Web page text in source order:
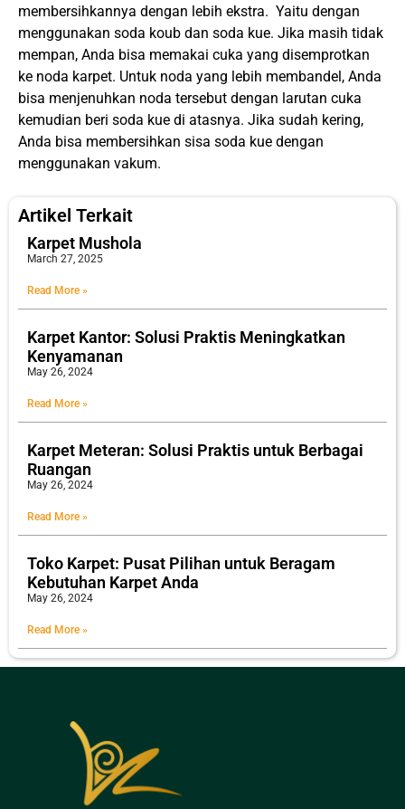
membersihkannya dengan lebih ekstra. Yaitu dengan
menggunakan soda koub dan soda kue. Jika masih tidak
mempan, Anda bisa memakai cuka yang disemprotkan
ke noda karpet. Untuk noda yang lebih membandel, Anda
bisa menjenuhkan noda tersebut dengan larutan cuka
kemudian beri soda kue di atasnya. Jika sudah kering,
Anda bisa membersihkan sisa soda kue dengan
menggunakan vakum.
Artikel Terkait
Karpet Mushola
March 27, 2025
Read More »
Karpet Kantor: Solusi Praktis Meningkatkan
Kenyamanan
May 26, 2024
Read More »
Karpet Meteran: Solusi Praktis untuk Berbagai
Ruangan
May 26, 2024
Read More »
Toko Karpet: Pusat Pilihan untuk Beragam
Kebutuhan Karpet Anda
May 26, 2024
Read More »